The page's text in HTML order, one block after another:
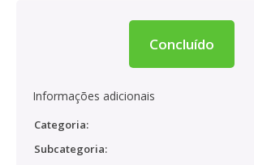
Concluído
Informações adicionais
Categoria:
Subcategoria: